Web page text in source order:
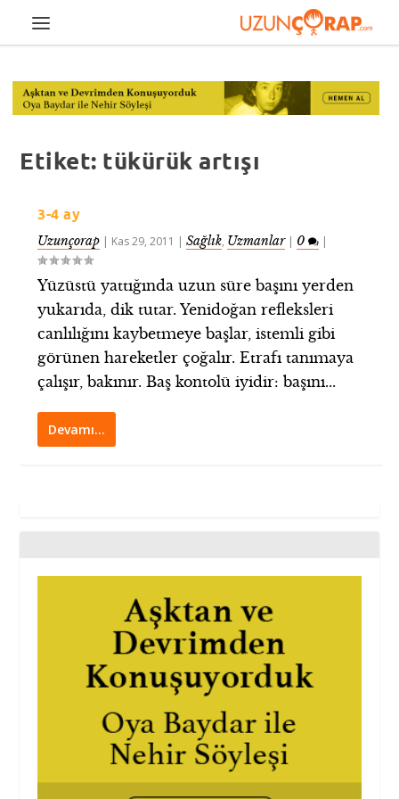
Etiket: tükürük artışı
3-4 ay
Uzunçorap | Kas 29, 2011 |Sağlık, Uzmanlar| 0 |
Yüzüstü yattığında uzun süre başını yerden
yukarıda, dik tutar. Yenidoğan refleksleri
canlılığını kaybetmeye başlar, istemli gibi
görünen hareketler çoğalır. Etrafı tanımaya
çalışır, bakınır. Baş kontolü iyidir: başını...
Devamı…